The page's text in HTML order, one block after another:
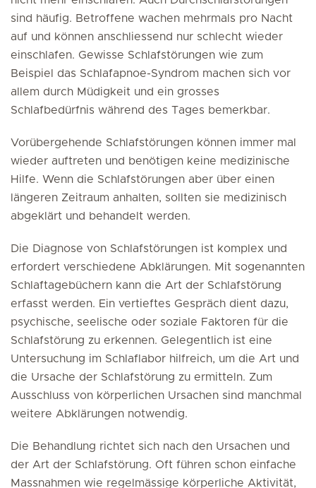
sind häufig. Betroffene wachen mehrmals pro Nacht
auf und können anschliessend nur schlecht wieder
einschlafen. Gewisse Schlafstörungen wie zum
Beispiel das Schlafapnoe-Syndrom machen sich vor
allem durch Müdigkeit und ein grosses
Schlafbedürfnis während des Tages bemerkbar.
Vorübergehende Schlafstörungen können immer mal
wieder auftreten und benötigen keine medizinische
Hilfe. Wenn die Schlafstörungen aber über einen
längeren Zeitraum anhalten, sollten sie medizinisch
abgeklärt und behandelt werden.
Die Diagnose von Schlafstörungen ist komplex und
erfordert verschiedene Abklärungen. Mit sogenannten
Schlaftagebüchern kann die Art der Schlafstörung
erfasst werden. Ein vertieftes Gespräch dient dazu,
psychische, seelische oder soziale Faktoren für die
Schlafstörung zu erkennen. Gelegentlich ist eine
Untersuchung im Schlaflabor hilfreich, um die Art und
die Ursache der Schlafstörung zu ermitteln. Zum
Ausschluss von körperlichen Ursachen sind manchmal
weitere Abklärungen notwendig.
Die Behandlung richtet sich nach den Ursachen und
der Art der Schlafstörung. Oft führen schon einfache
Massnahmen wie regelmässige körperliche Aktivität,